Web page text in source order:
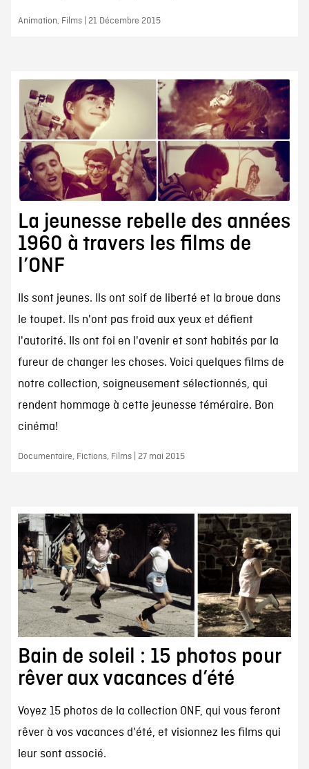
Animation, Films | 21 Décembre 2015
La jeunesse rebelle des années
1960 à travers les films de
l’ONF
Ils sont jeunes. Ils ont soif de liberté et la broue dans
le toupet. Ils n'ont pas froid aux yeux et défient
l'autorité. Ils ont foi en l'avenir et sont habités par la
fureur de changer les choses. Voici quelques films de
notre collection, soigneusement sélectionnés, qui
rendent hommage à cette jeunesse téméraire. Bon
cinéma!
Documentaire, Fictions, Films | 27 mai 2015
Bain de soleil : 15 photos pour
rêver aux vacances d’été
Voyez 15 photos de la collection ONF, qui vous feront
rêver à vos vacances d'été, et visionnez les films qui
leur sont associé.